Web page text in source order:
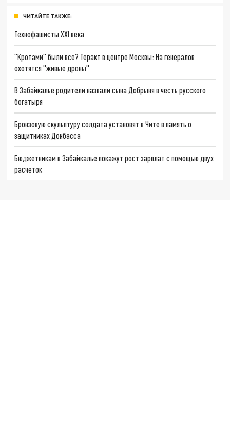
ЧИТАЙТЕ ТАКЖЕ:
Технофашисты XXI века
"Кротами" были все? Теракт в центре Москвы: На генералов
охотятся "живые дроны"
В Забайкалье родители назвали сына Добрыня в честь русского
богатыря
Бронзовую скульптуру солдата установят в Чите в память о
защитниках Донбасса
Бюджетникам в Забайкалье покажут рост зарплат с помощью двух
расчеток